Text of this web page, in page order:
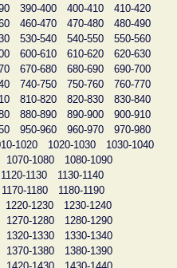
390-400 400-410
410-420
460-470 470-480
480-490
530-540 540-550
550-560
600-610 610-620
620-630
670-680 680-690
690-700
740-750 750-760
760-770
810-820 820-830
830-840
880-890 890-900
900-910
950-960 960-970
970-980
1020 1020-1030
1030-1040
1070-1080
1080-1090
1120-1130
1130-1140
1170-1180
1180-1190
1220-1230
1230-1240
1270-1280
1280-1290
1320-1330
1330-1340
1370-1380
1380-1390